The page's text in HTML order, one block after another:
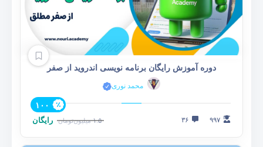
دوره آموزش رایگان برنامه نویسی اندروید از صفر
محمد نوری
۹۹۷ ۳۶
۱۰۰
۱.۵ میلیونتومان رایگان